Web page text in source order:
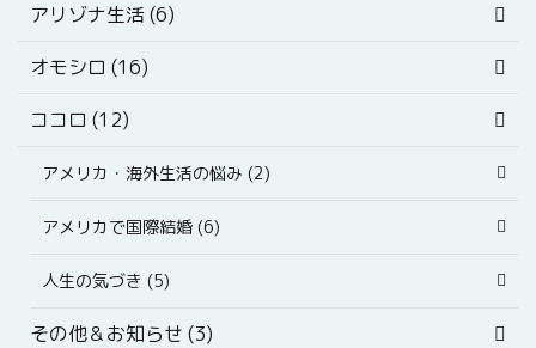
アリゾナ生活 (6)
オモシロ (16)
ココロ (12)
アメリカ・海外生活の悩み (2)
アメリカで国際結婚 (6)
人生の気づき (5)
その他＆お知らせ (3)